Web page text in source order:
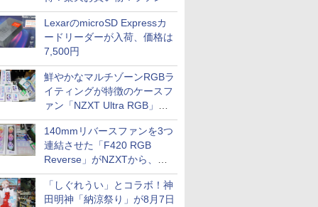
LexarのmicroSD Expressカ
ードリーダーが入荷、価格は
7,500円
鮮やかなマルチゾーンRGBラ
イティングが特徴のケースフ
ァン「NZXT Ultra RGB」が
発売、計8製品
140mmリバースファンを3つ
連結させた「F420 RGB
Reverse」がNZXTから、単
一フレーム採用
「しぐれうい」とコラボ！神
田明神「納涼祭り」が8月7日